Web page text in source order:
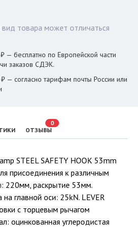
ОТЗЫВЫ
0
STEEL SAFETY HOOK 53mm
присоединения к различным
220мм, раскрытие 53мм.
на главной оси: 25kN. LEVER
с торцевым рычагом
оцинкованная углеродистая
товара может отличаться
бесплатно по Европейской части
заказов СДЭК.
— согласно тарифам почты России или